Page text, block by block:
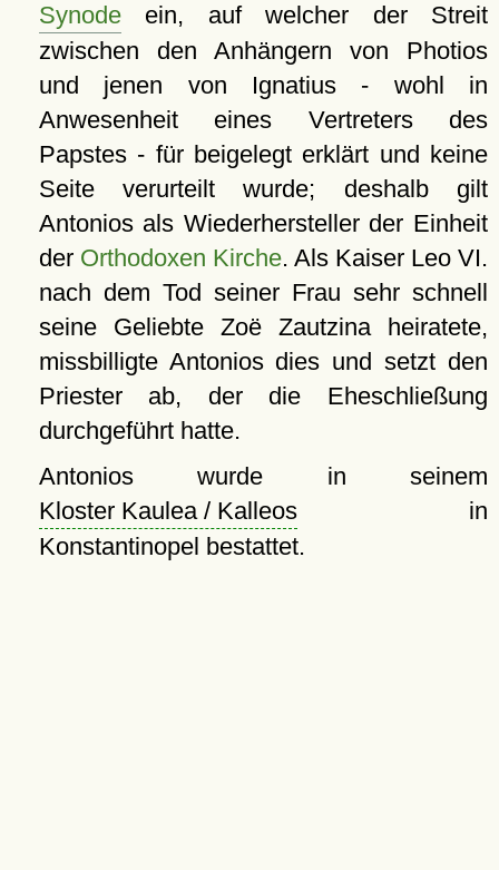
Synodeein, auf welcher der Streit
zwischen den Anhängern von Photios
und jenen von Ignatius - wohl in
Anwesenheit eines Vertreters des
Papstes - für beigelegt erklärt und keine
Seite verurteilt wurde; deshalb gilt
Antonios als Wiederhersteller der Einheit
der Orthodoxen Kirche. Als Kaiser Leo VI.
nach dem Tod seiner Frau sehr schnell
seine Geliebte Zoë Zautzina heiratete,
missbilligte Antonios dies und setzt den
Priester ab, der die Eheschließung
durchgeführt hatte.
Antonios wurde in seinem
Kloster Kaulea / Kalleosin
Konstantinopel bestattet.